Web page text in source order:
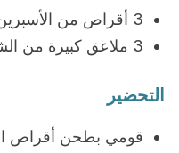
3 أقراص من الأسبرين
3 ملاعق كبيرة من الشامبو (30 جرام)
التحضير
قومي بطحن أقراص